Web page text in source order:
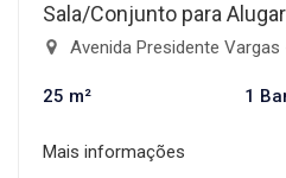
Sala/Conjunto para
Avenida Presidente Vargas
25 m² 1
Mais informações